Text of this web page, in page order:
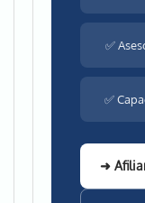
✅
✅
➜